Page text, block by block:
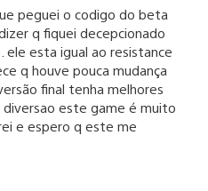
peguei o codigo do beta
q fiquei decepcionado
esta igual ao resistance
q houve pouca mudança
final tenha melhores
este game é muito
e espero q este me